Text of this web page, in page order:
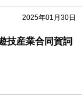
2025年01月30日
技産業合同賀詞